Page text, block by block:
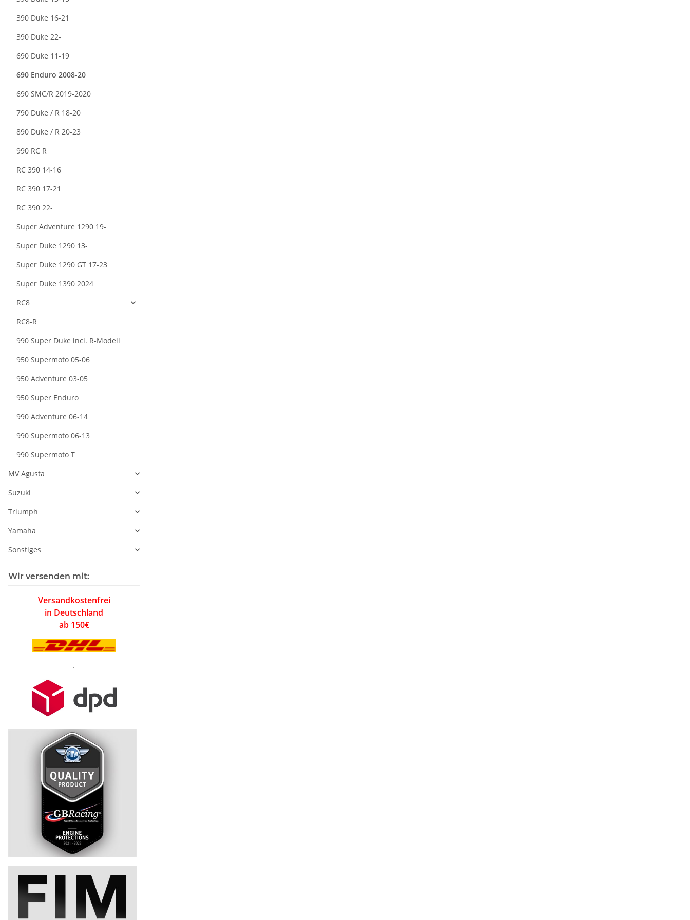
390 Duke 16-21
390 Duke 22-
690 Duke 11-19
690 Enduro 2008-20
690 SMC/R 2019-2020
790 Duke / R 18-20
890 Duke / R 20-23
990 RC R
RC 390 14-16
RC 390 17-21
RC 390 22-
Super Adventure 1290 19-
Super Duke 1290 13-
Super Duke 1290 GT 17-23
Super Duke 1390 2024
RC8
RC8-R
990 Super Duke incl. R-Modell
950 Supermoto 05-06
950 Adventure 03-05
950 Super Enduro
990 Adventure 06-14
990 Supermoto 06-13
990 Supermoto T
MV Agusta
Suzuki
Triumph
Yamaha
Sonstiges
Wir versenden mit:
Versandkostenfrei
in Deutschland
ab 150€
.